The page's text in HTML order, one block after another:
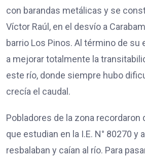
con barandas metálicas y se
Víctor Raúl, en el desvío a
barrio Los Pinos. Al término de su
a mejorar totalmente la
este río, donde siempre hubo
crecía el caudal.
Pobladores de la zona
que estudian en la I.E. N° 80270 y
resbalaban y caían al río. Para